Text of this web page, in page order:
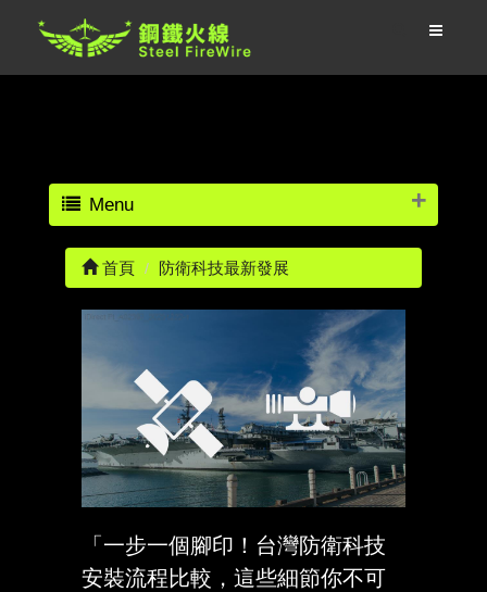
Menu
首頁 防衛科技最新發展
「一步一個腳印！台灣防衛科技
安裝流程比較，這些細節你不可